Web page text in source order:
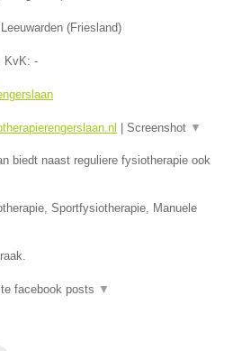
Leeuwarden (Friesland)
KvK: -
Screenshot ▼
biedt naast reguliere fysiotherapie ook
Sportfysiotherapie, Manuele
facebook posts ▼